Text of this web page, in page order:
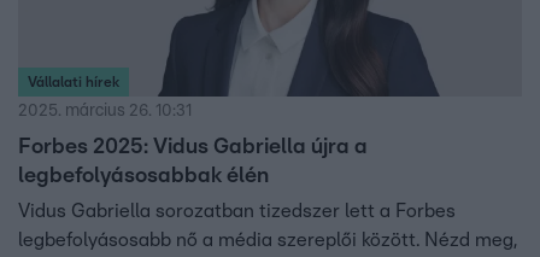
Vállalati hírek
2025. március 26. 10:31
Forbes 2025: Vidus Gabriella újra a
legbefolyásosabbak élén
Vidus Gabriella sorozatban tizedszer lett a Forbes
legbefolyásosabb nő a média szereplői között. Nézd meg,